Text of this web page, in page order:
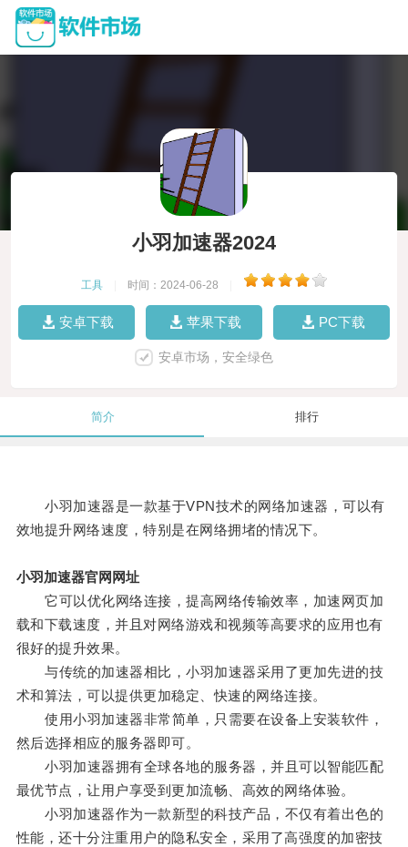
小羽加速器2024
工具 时间：2024-06-28
安卓下载 苹果下载 PC下载
安卓市场，安全绿色
简介 排行
小羽加速器是一款基于VPN技术的网络加速器，可以有
效地提升网络速度，特别是在网络拥堵的情况下。
小羽加速器官网网址
它可以优化网络连接，提高网络传输效率，加速网页加
载和下载速度，并且对网络游戏和视频等高要求的应用也有
很好的提升效果。
与传统的加速器相比，小羽加速器采用了更加先进的技
术和算法，可以提供更加稳定、快速的网络连接。
使用小羽加速器非常简单，只需要在设备上安装软件，
然后选择相应的服务器即可。
小羽加速器拥有全球各地的服务器，并且可以智能匹配
最优节点，让用户享受到更加流畅、高效的网络体验。
小羽加速器作为一款新型的科技产品，不仅有着出色的
性能，还十分注重用户的隐私安全，采用了高强度的加密技